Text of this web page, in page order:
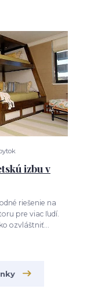
izbu v
riešenie na
pre viac ľudí.
ozvláštniť...